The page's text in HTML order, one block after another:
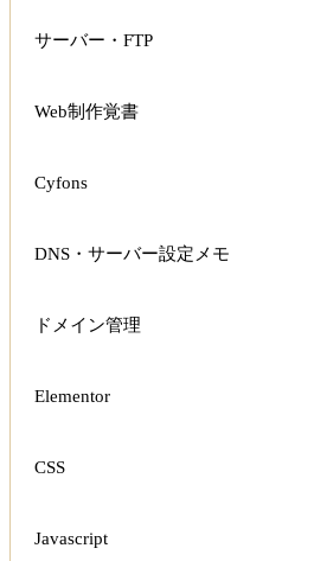
サーバー・FTP
Web制作覚書
Cyfons
DNS・サーバー設定メモ
ドメイン管理
Elementor
CSS
Javascript